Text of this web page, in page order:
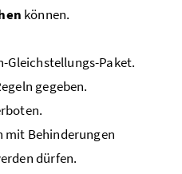
können.
Gleichstellungs-Paket.
gegeben.
mit Behinderungen
dürfen.